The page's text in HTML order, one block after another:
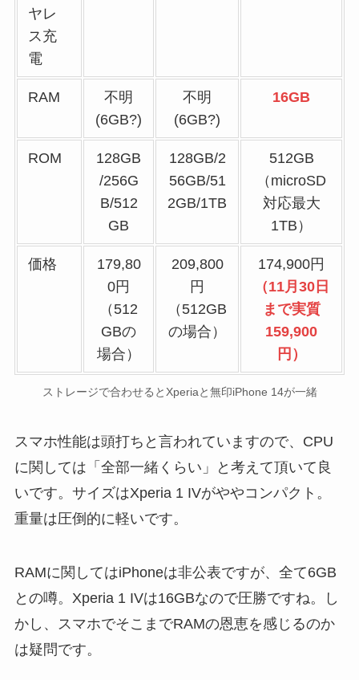
ヤレ
ス充
電
RAM
不明
(6GB?)
不明
(6GB?)
16GB
ROM
128GB
/256G
B/512
GB
128GB/2
56GB/51
2GB/1TB
512GB
（microSD
対応最大
1TB）
価格
179,80
0円
（512
GBの
場合）
209,800
円
（512GB
の場合）
174,900円
（11月30日
まで実質
159,900
円）
ストレージで合わせるとXperiaと無印iPhone 14が一緒
スマホ性能は頭打ちと言われていますので、CPU
に関しては「全部一緒くらい」と考えて頂いて良
いです。サイズはXperia 1 IVがややコンパクト。
重量は圧倒的に軽いです。
RAMに関してはiPhoneは非公表ですが、全て6GB
との噂。Xperia 1 IVは16GBなので圧勝ですね。し
かし、スマホでそこまでRAMの恩恵を感じるのか
は疑問です。